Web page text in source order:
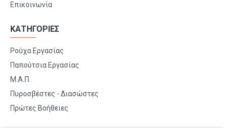
Επικοινωνία
ΚΑΤΗΓΟΡΙΕΣ
Ρούχα Εργασίας
Παπούτσια Εργασίας
Μ.Α.Π.
Πυροσβέστες - Διασώστες
Πρώτες Βοήθειες